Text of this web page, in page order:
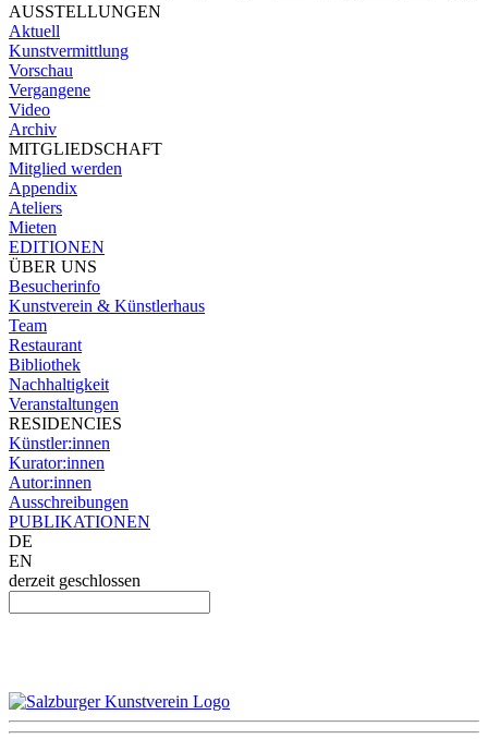
AUSSTELLUNGEN
Aktuell
Kunstvermittlung
Vorschau
Vergangene
Video
Archiv
MITGLIEDSCHAFT
Mitglied werden
Appendix
Ateliers
Mieten
EDITIONEN
ÜBER UNS
Besucherinfo
Kunstverein & Künstlerhaus
Team
Restaurant
Bibliothek
Nachhaltigkeit
Veranstaltungen
RESIDENCIES
Künstler:innen
Kurator:innen
Autor:innen
Ausschreibungen
PUBLIKATIONEN
DE
EN
derzeit geschlossen